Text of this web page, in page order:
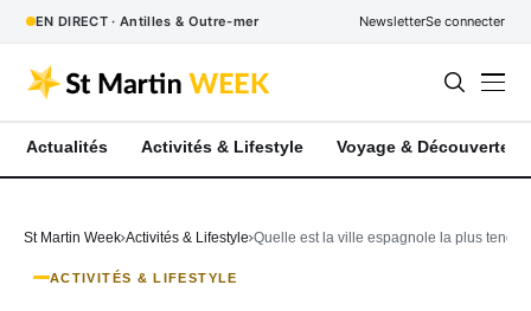
EN DIRECT · Antilles & Outre-mer NewsletterSe connecter
Actualités Activités & Lifestyle Voyage & Découverte
St Martin Week Activités & Lifestyle Quelle est la ville espagnole la plus
ACTIVITÉS & LIFESTYLE